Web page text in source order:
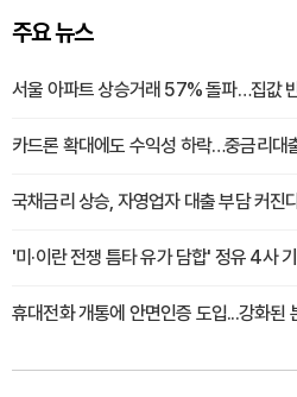
주요 뉴스
서울 아파트 상승거래 57% 돌파…집값
카드론 확대에도 수익성 하락…중금리대
국채금리 상승, 자영업자 대출 부담 커진
'미·이란 전쟁 틈타 유가 담합' 정유 4사
휴대전화 개통에 안면인증 도입...강화된